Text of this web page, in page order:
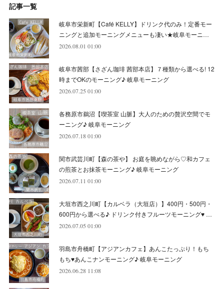
(5
(7)
(10
( 6)
(10)
(6
(5)
(6)
(8)
(7
(9)
(4)
(6)
(7
(11)
(7)
(9)
(2)
(7
(7)
(5)
(1)
(8)
(4)
(7)
(4)
(5)
(4)
(4)
(10)
(10)
(6)
(7)
(8)
(7)
(6)
(5)
(6)
(8)
(8)
(5)
(8)
(8)
(8)
(9)
(9)
(9)
(7)
(11)
(10)
(10)
(12)
(16)
(9)
(13)
(8)
(6)
(12)
(6)
記事一覧
岐阜市栄新町【Café KELLY】ドリンク代のみ！定番モー
ニングと追加モーニングメニューも凄い★岐阜モーニ…
2026.08.01 01:00
岐阜市茜部【さざん珈琲 茜部本店】７種類から選べる! 12
時までOKのモーニング♪ 岐阜モーニング
2026.07.25 01:00
各務原市鵜沼【喫茶室 山脈】大人のための贅沢空間でモ
ーニング♪ 岐阜モーニング
2026.07.18 01:00
関市武芸川町【森の茶や】 お庭を眺めながら♡和カフェ
の煎茶とお抹茶モーニング♪ 岐阜モーニング
2026.07.11 01:00
大垣市西之川町【カルベラ（大垣店）】400円・500円・
600円から選べる♪ ドリンク付きフルーツモーニング♥ …
2026.07.05 01:00
羽島市舟橋町【アジアンカフェ】あんこたっぷり！もち
もち♥あんこナンモーニング♪ 岐阜モーニング
2026.06.28 11:08